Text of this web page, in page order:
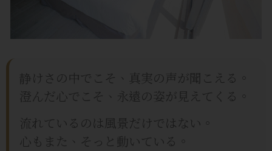
静けさの中でこそ、真実の声が聞こえる。
澄んだ心でこそ、永遠の姿が見えてくる。
流れているのは風景だけではない。
心もまた、そっと動いている。